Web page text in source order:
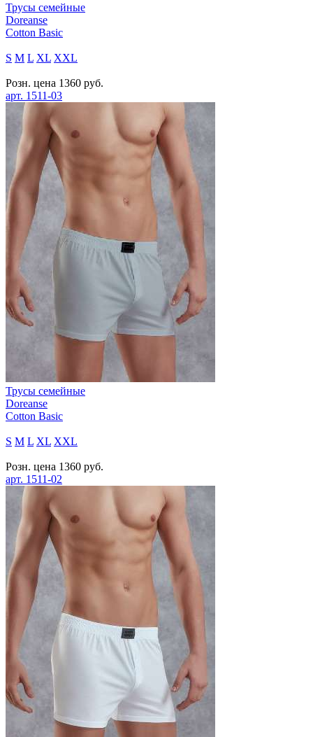
Трусы семейные
Doreanse
Cotton Basic
S M L XL XXL
Розн. цена 1360 руб.
арт. 1511-03
Трусы семейные
Doreanse
Cotton Basic
S M L XL XXL
Розн. цена 1360 руб.
арт. 1511-02